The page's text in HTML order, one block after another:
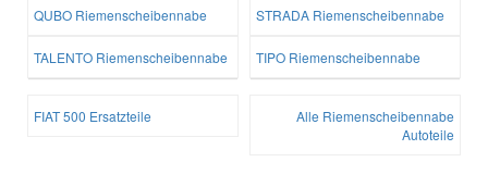
QUBO Riemenscheibennabe STRADA Riemenscheibennabe
TALENTO Riemenscheibennabe TIPO Riemenscheibennabe
FIAT 500 Ersatzteile
Alle Riemenscheibennabe
Autoteile